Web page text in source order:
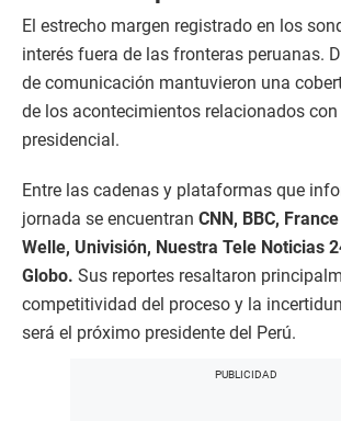
El estrecho margen registrado en los
interés fuera de las fronteras peruanas.
de comunicación mantuvieron una
de los acontecimientos relacionados
presidencial.
Entre las cadenas y plataformas que
jornada se encuentran CNN, BBC,
Welle, Univisión, Nuestra Tele Noticias
Globo. Sus reportes resaltaron
competitividad del proceso y la
será el próximo presidente del Perú.